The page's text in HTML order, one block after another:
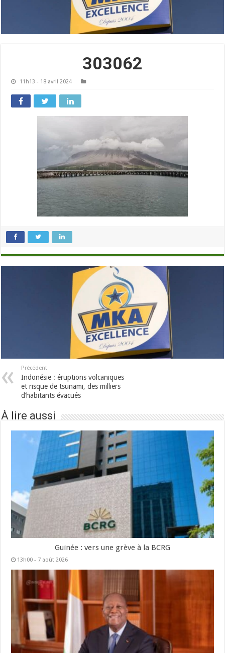
303062
11h13 - 18 avril 2024
Précédent
Indonésie : éruptions volcaniques
et risque de tsunami, des milliers
d’habitants évacués
À lire aussi
Guinée : vers une grève à la BCRG
13h00 - 7 août 2026